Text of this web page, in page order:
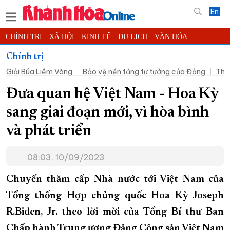
En
CHÍNH TRỊ XÃ HỘI KINH TẾ DU LỊCH VĂN HÓA
THỂ THAO
KHOA HỌC - CÔNG NGHỆ PHÁP LUẬT BẠN ĐỌC PHÓNG SỰ
THẾ GIỚI MULTIMEDIA VIDEO ĐỌC BÁO ONLINE
THÔNG TIN - QUẢNG CÁO
QUY HOẠCH TỈNH KHÁNH HÒA
CHUNG TAY CẢI CÁCH HÀNH CHÍNH
XÂY DỰNG NÔNG THÔN MỚI LỊCH CẮT ĐIỆN
TÀU - XE - MÁY BAY
KỶ NIỆM 370 NĂM XÂY DỰNG VÀ PHÁT TRIỂN TỈNH KHÁNH HÒA
Chính trị
Giải Búa Liềm Vàng
Bảo vệ nền tảng tư tưởng của Đảng
Đưa quan hệ Việt Nam - Hoa Kỳ
sang giai đoạn mới, vì hòa bình
và phát triển
08:03, 10/09/2023
Chuyến thăm cấp Nhà nước tới Việt Nam của
Tổng thống Hợp chủng quốc Hoa Kỳ Joseph
R.Biden, Jr. theo lời mời của Tổng Bí thư Ban